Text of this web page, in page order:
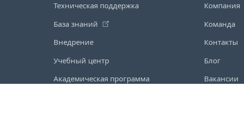
Техническая поддержка
База знаний
Внедрение
Учебный центр
Академическая программа
Компания
Команда
Контакты
Блог
Вакансии